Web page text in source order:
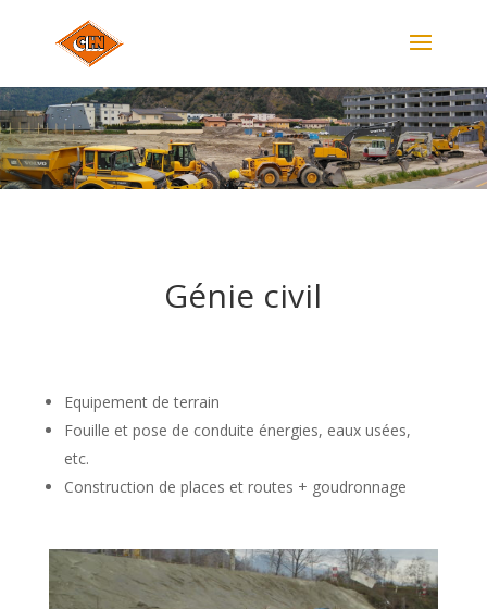
Génie civil
Equipement de terrain
Fouille et pose de conduite énergies, eaux usées,
etc.
Construction de places et routes + goudronnage